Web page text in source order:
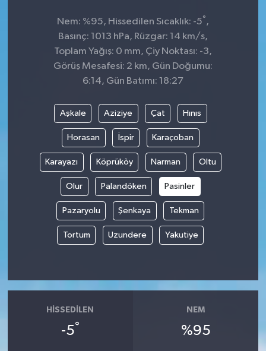
Nem: %95, Hissedilen Sıcaklık: -5°,
Basınç: 1013 hPa, Rüzgar: 14 km/s,
Toplam Yağış: 0 mm, Çiy Noktası: -3,
Görüş Mesafesi: 2 km, Gün Doğumu:
6:14, Gün Batımı: 18:27
Aşkale Aziziye Çat Hınıs
Horasan İspir Karaçoban
Karayazı Köprüköy Narman Oltu
Olur Palandöken Pasinler
Pazaryolu Şenkaya Tekman
Tortum Uzundere Yakutiye
HISSEDILEN
-5°
NEM
%95